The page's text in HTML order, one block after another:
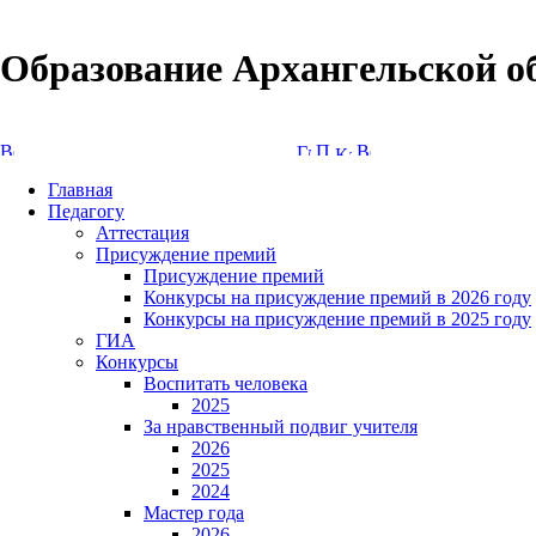
Образование Архангельской
Главная
Педагогу
Аттестация
Присуждение премий
Присуждение премий
Конкурсы на присуждение премий в 2026 году
Конкурсы на присуждение премий в 2025 году
ГИА
Конкурсы
Воспитать человека
2025
За нравственный подвиг учителя
2026
2025
2024
Мастер года